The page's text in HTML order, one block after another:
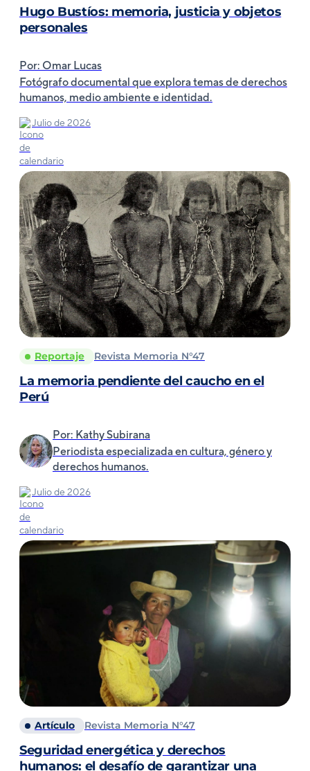
Hugo Bustíos: memoria, justicia y objetos
personales
Por: Omar Lucas
Fotógrafo documental que explora temas de derechos
humanos, medio ambiente e identidad.
Julio de 2026
Reportaje Revista Memoria N°47
La memoria pendiente del caucho en el
Perú
Por: Kathy Subirana
Periodista especializada en cultura, género y
derechos humanos.
Julio de 2026
Artículo Revista Memoria N°47
Seguridad energética y derechos
humanos: el desafío de garantizar una